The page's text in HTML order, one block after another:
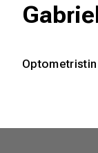
Optometristin